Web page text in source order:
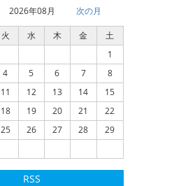
2026年08月 次の月
火 水 木 金
土
1
4 5 6 7
8
11 12 13 14
15
18 19 20 21
22
25 26 27 28
29
RSS